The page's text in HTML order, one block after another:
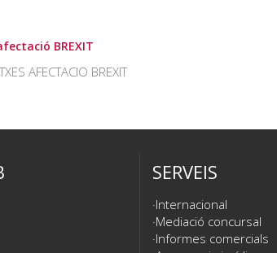
BREXIT
AFECTACIO BREXIT
SERVEIS
Internacional
Mediació concursal
Informes comercials